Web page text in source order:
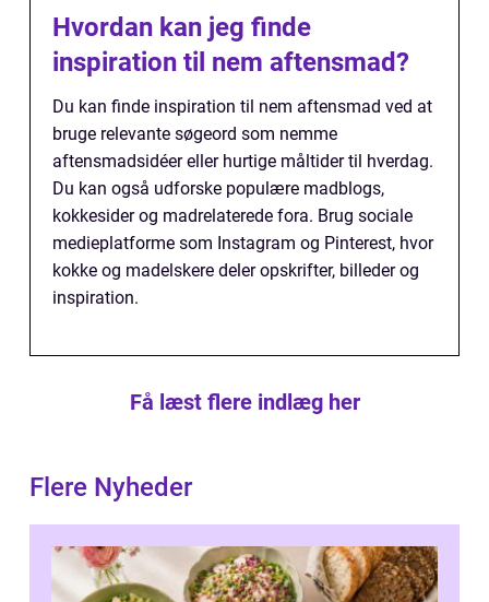
Hvordan kan jeg finde
inspiration til nem aftensmad?
Du kan finde inspiration til nem aftensmad ved at
bruge relevante søgeord som nemme
aftensmadsidéer eller hurtige måltider til hverdag.
Du kan også udforske populære madblogs,
kokkesider og madrelaterede fora. Brug sociale
medieplatforme som Instagram og Pinterest, hvor
kokke og madelskere deler opskrifter, billeder og
inspiration.
Få læst flere indlæg her
Flere Nyheder